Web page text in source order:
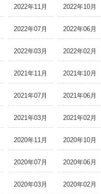
2022年11月 2022年10月
2022年07月 2022年06月
2022年03月 2022年02月
2021年11月 2021年10月
2021年07月 2021年06月
2021年03月 2021年02月
2020年11月 2020年10月
2020年07月 2020年06月
2020年03月 2020年02月